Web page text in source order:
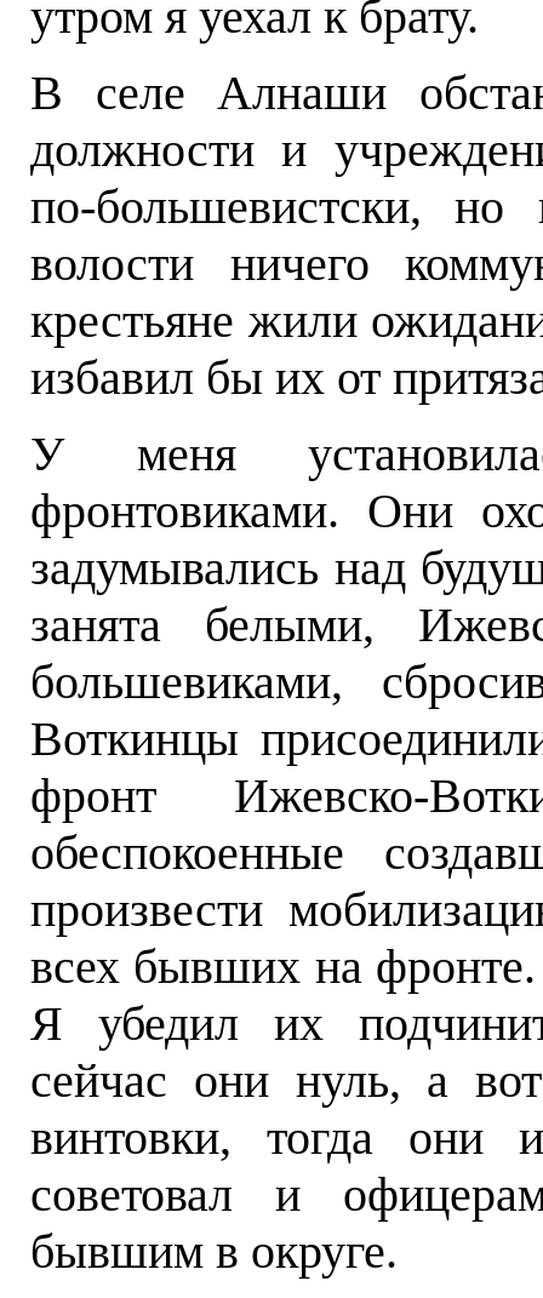
утром я уехал к брату.
В селе Алнаши
должности и
по-большевистски,
волости ничего
крестьяне жили
избавил бы их от
У меня
фронтовиками. Они
задумывались над
занята белыми,
большевиками,
Воткинцы
фронт Ижевско-
обеспокоенные
произвести
всех бывших на
Я убедил их
сейчас они нуль, а
винтовки, тогда
советовал и
бывшим в округе.